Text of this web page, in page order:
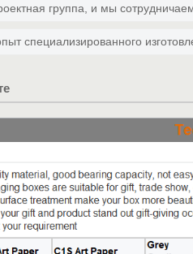
группа, и мы
специализированного